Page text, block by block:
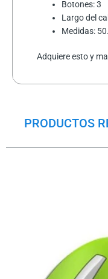
Botones: 3
Largo del
Medidas:
Adquiere esto y
PRODUCTOS